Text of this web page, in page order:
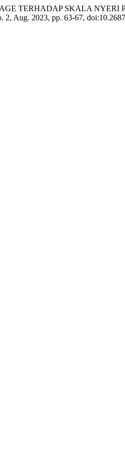
TERHADAP SKALA
2, Aug. 2023, pp. 63-67,